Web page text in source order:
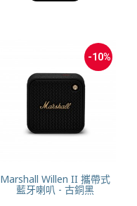
-10%
Marshall Willen II 攜帶式
藍牙喇叭 - 古銅黑